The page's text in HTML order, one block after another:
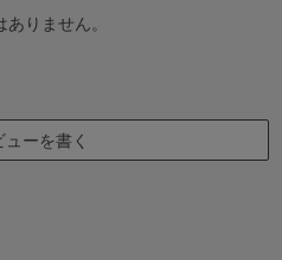
ありません。
ューを書く